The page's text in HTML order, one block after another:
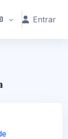
Entrar